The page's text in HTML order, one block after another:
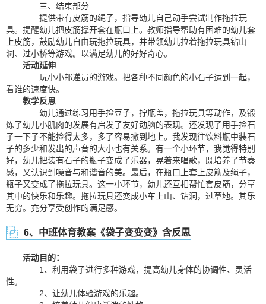
三、结束部分
提供带有皮筋的绳子，指导幼儿自己动手尝试制作拖拉玩
具。提醒幼儿把皮筋撑开套在瓶口上。教师指导帮助有困难的幼儿套
上皮筋，鼓励幼儿自由玩拖拉玩具，并带领幼儿拉着拖拉玩具钻山
洞、过小桥等游戏。以满足幼儿的好好奇心。
活动延伸
玩小小邮递员的游戏。把各种不同颜色的小石子运到一起，
看谁的速度快。
教学反思
幼儿通过练习用手捡豆子，拧瓶盖，拖拉玩具等动作，及锻
炼了幼儿小肌肉的发展有启发了友好动脑的表现。还发现了用手捡石
子一下子不能捡得太多，多了容易撒到地上。我发现往饮料瓶中装石
子的多少和发出的声音的大小也有关系。有一个小环节，我觉得特别
好，幼儿把装有石子的瓶子变成了乐器，晃着来唱歌，既培养了节奏
感，又认识到噪音与和谐音的美。最后，在瓶口上套上皮筋及绳子，
瓶子又变成了拖拉玩具。这一小环节，幼儿还互相帮忙套皮筋，分享
其中的快乐和乐趣。拖拉玩具还变成小车上山、钻洞，过草地。其乐
无穷。充分享受创作的满足感。
6、中班体育教案《袋子变变变》含反思
活动目的：
1、利用袋子进行多种游戏，提高幼儿身体的协调性、灵活
性。
2、让幼儿体验游戏的乐趣。